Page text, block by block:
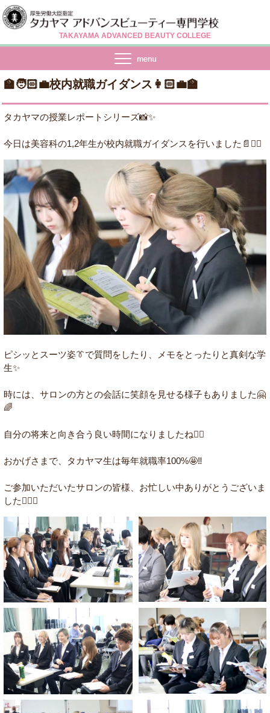
TAKAYAMA ADVANCED BEAUTY COLLEGE
🏫🧑🏻‍💼校内就職ガイダンス👩🏻‍💼🏫
タカヤマの授業レポートシリーズ📸✨
今日は美容科の1,2年生が校内就職ガイダンスを行いました📄✍🏻
ピシッとスーツ姿👔で質問をしたり、メモをとったりと真剣な学
生✨
時には、サロンの方との会話に笑顔を見せる様子もありました🤗
🌈
自分の将来と向き合う良い時間になりましたね☝🏻
おかげさまで、タカヤマ生は毎年就職率100%🤩‼️
ご参加いただいたサロンの皆様、お忙しい中ありがとうございま
した🙇🏻‍♀️